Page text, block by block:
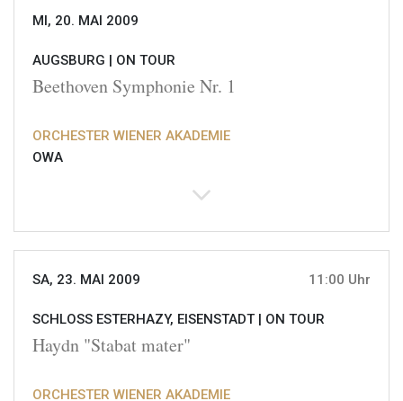
MI, 20. MAI 2009
AUGSBURG | ON TOUR
Beethoven Symphonie Nr. 1
ORCHESTER WIENER AKADEMIE
OWA
SA, 23. MAI 2009 11:00 Uhr
SCHLOSS ESTERHAZY, EISENSTADT | ON TOUR
Haydn "Stabat mater"
ORCHESTER WIENER AKADEMIE